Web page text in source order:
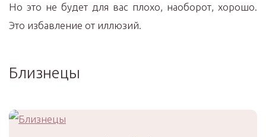
Но это не будет для вас плохо, наоборот, хорошо.
Это избавление от иллюзий.
Близнецы